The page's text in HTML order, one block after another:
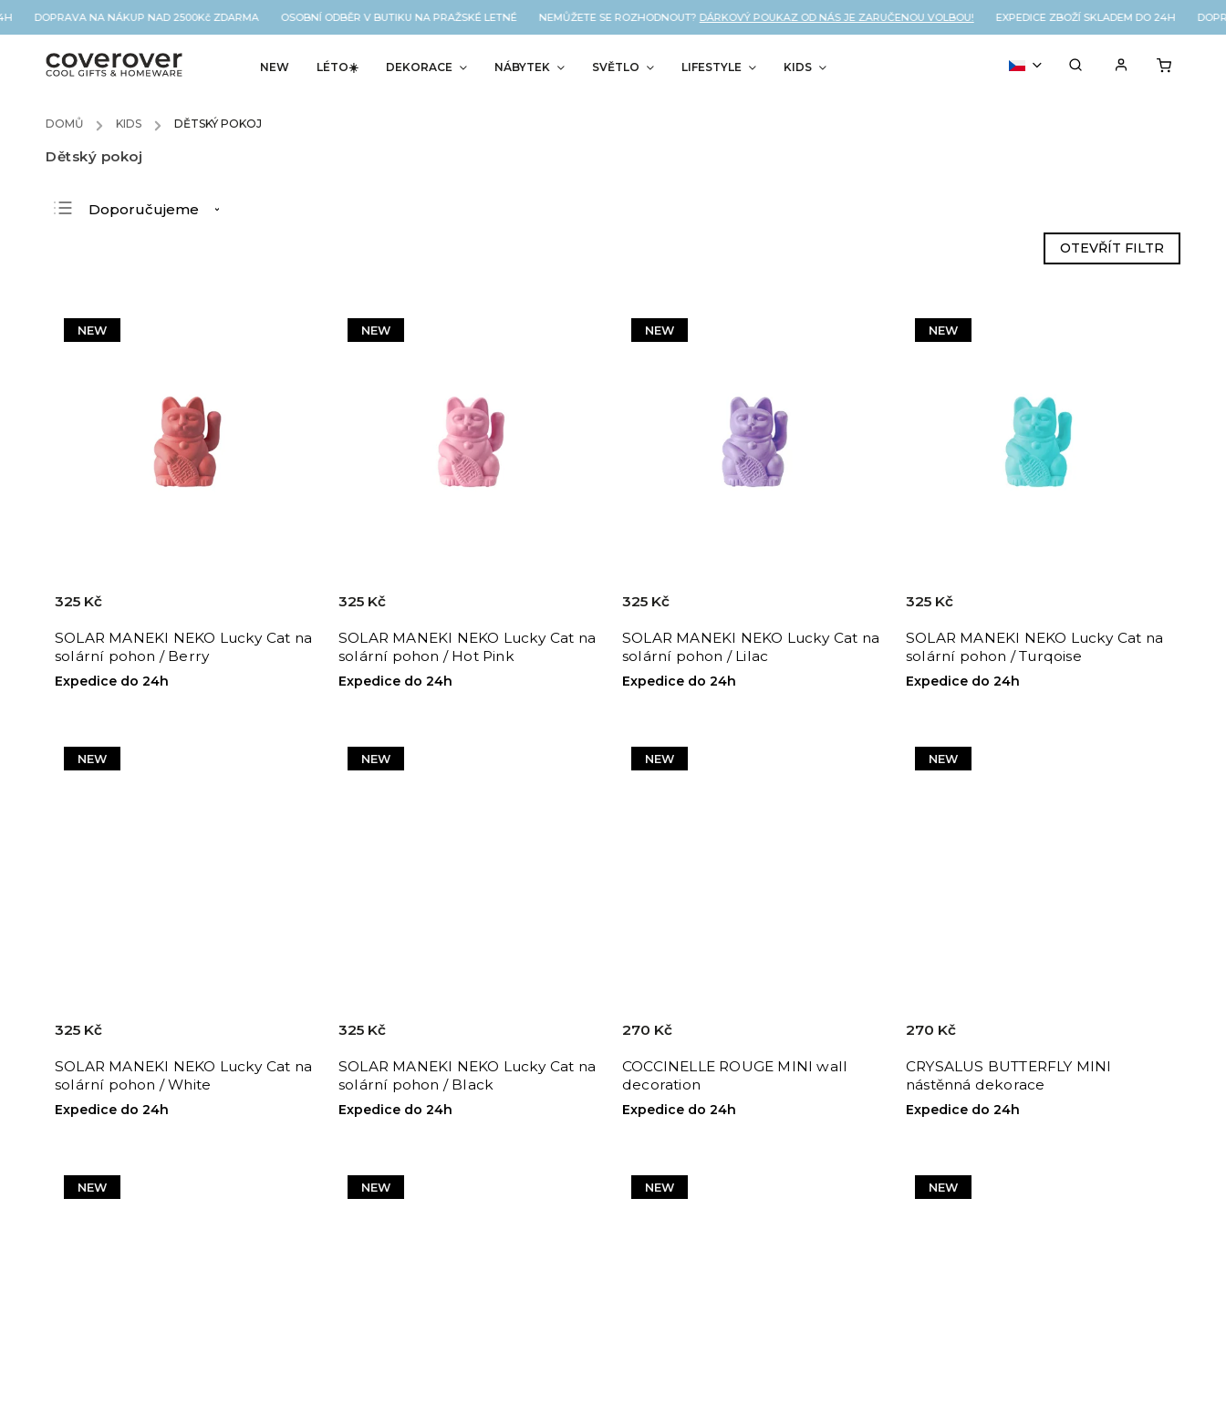
NA NÁKUP NAD 2500Kč ZDARMA OSOBNÍ ODBĚR V BUTIKU NA PRAŽSKÉ LETNÉ NEMŮŽETE SE ROZHODNOUT?DÁRKOVÝ POUKAZ OD NÁS JE ZARUČENOU VOLBOU! EXPEDICE ZBOŽÍ SKLADEM DO 24H DOPRAVA
NEW LÉTO☀️ DEKORACE NÁBYTEK SVĚTLO LIFESTYLE KIDS
DOMŮ / KIDS / DĚTSKÝ POKOJ
Dětský pokoj
Doporučujeme
Abecedně
OTEVŘÍT FILTR
NEW
SOLAR MANEKI NEKO Lucky Cat na
solární pohon / Berry
Expedice do 24h
325 Kč
NEW
SOLAR MANEKI NEKO Lucky Cat na
solární pohon / Hot Pink
Expedice do 24h
325 Kč
NEW
SOLAR MANEKI NEKO Lucky Cat na
solární pohon / Lilac
Expedice do 24h
325 Kč
NEW
SOLAR MANEKI NEKO Lucky Cat na
solární pohon / Turqoise
Expedice do 24h
325 Kč
NEW
SOLAR MANEKI NEKO Lucky Cat na
solární pohon / White
Expedice do 24h
325 Kč
NEW
SOLAR MANEKI NEKO Lucky Cat na
solární pohon / Black
Expedice do 24h
325 Kč
NEW
COCCINELLE ROUGE MINI wall
decoration
Expedice do 24h
270 Kč
NEW
CRYSALUS BUTTERFLY MINI
nástěnná dekorace
Expedice do 24h
270 Kč
NEW NEW NEW NEW